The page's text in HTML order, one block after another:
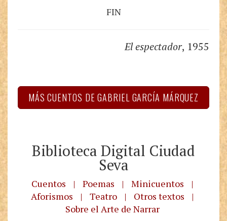
FIN
El espectador, 1955
MÁS CUENTOS DE GABRIEL GARCÍA MÁRQUEZ
Biblioteca Digital Ciudad
Seva
Cuentos | Poemas | Minicuentos
|
Aforismos
| Teatro | Otros textos
|
Sobre el Arte de Narrar